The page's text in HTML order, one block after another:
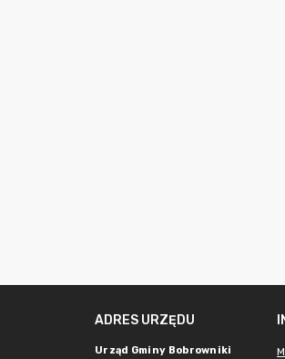
ADRES URZĘDU
Urząd Gminy Bobrowniki